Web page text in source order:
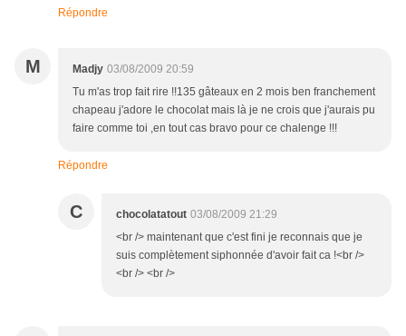
Répondre
M Madjy 03/08/2009 20:59
Tu m'as trop fait rire !!135 gâteaux en 2 mois ben franchement
chapeau j'adore le chocolat mais là je ne crois que j'aurais pu
faire comme toi ,en tout cas bravo pour ce chalenge !!!
Répondre
C chocolatatout 03/08/2009 21:29
<br /> maintenant que c'est fini je reconnais que je
suis complètement siphonnée d'avoir fait ca !<br />
<br /> <br />